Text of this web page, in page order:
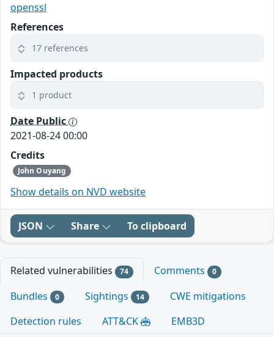
openssl
References
17 references
Impacted products
1 product
Date Public
2021-08-24 00:00
Credits
John Ouyang
Show details on NVD website
JSON Share To clipboard
Related vulnerabilities 74 Comments 0
Bundles 0 Sightings 14
CWE mitigations
Detection rules
ATT&CK EMB3D